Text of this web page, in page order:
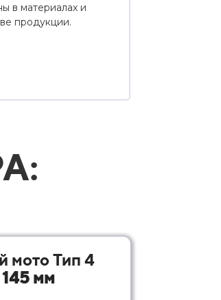
в материалах и
продукции.
мото Тип 4
145 мм